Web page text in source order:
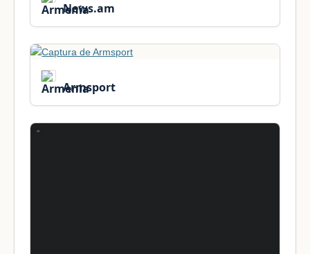
News.am
Armsport